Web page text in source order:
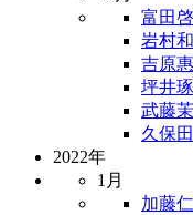
富田
岩村
吉原
坪井
武藤
久保
2022年
1月
加藤